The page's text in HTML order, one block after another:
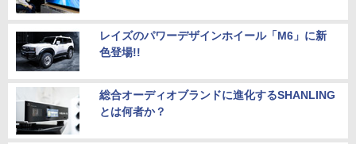
レイズのパワーデザインホイール「M6」に新
色登場!!
総合オーディオブランドに進化するSHANLING
とは何者か？